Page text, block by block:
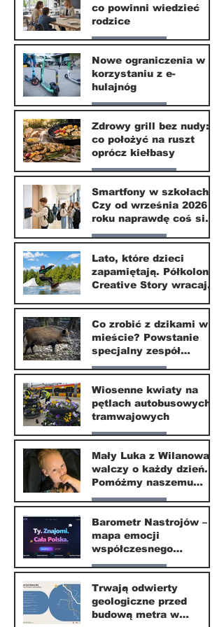
co powinni wiedzieć
rodzice
Nasze miasto
10 lip
Nowe ograniczenia w
korzystaniu z e-
hulajnóg
Nasze miasto
3 lip
Zdrowy grill bez nudy:
co położyć na ruszt
oprócz kiełbasy
Zdrowie i uroda
1 lip
Smartfony w szkołach.
Czy od września 2026
roku naprawdę coś się
zmieni?
Nasze miasto
1 lip
Lato, które dzieci
zapamiętają. Półkolonie
Creative Story wracają
20 kwi
Co zrobić z dzikami w
mieście? Powstanie
specjalny zespół
ekspertów
Nasze miasto
20 kwi
Wiosenne kwiaty na
pętlach autobusowych i
tramwajowych
Nasze miasto
20 kwi
Mały Luka z Wilanowa
walczy o każdy dzień.
Pomóżmy naszemu
małemu sąsiadowi
odzyskać dzieciństwo
Nasze miasto
30 mar
Barometr Nastrojów –
mapa emocji
współczesnego
społeczeństwa
Nasze miasto
30 mar
Trwają odwierty
geologiczne przed
budową metra w